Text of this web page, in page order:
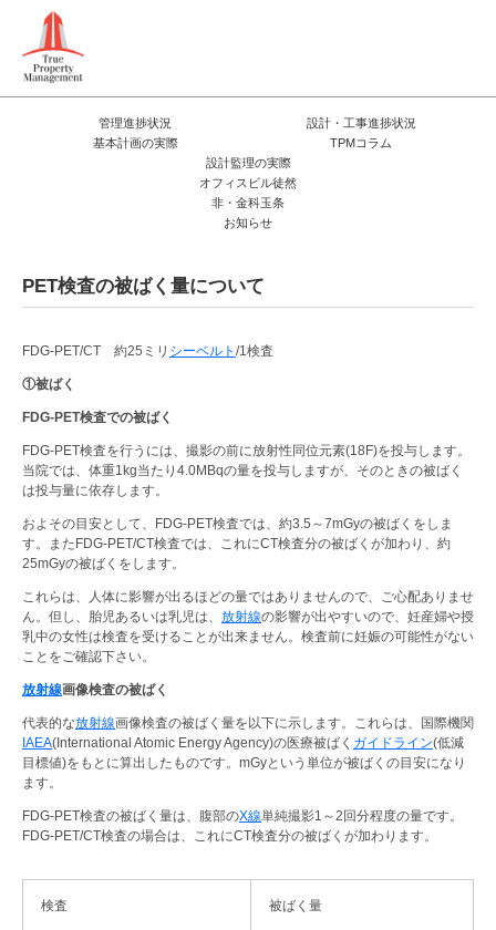
管理進捗状況
設計・工事進捗状況
基本計画の実際
TPMコラム
設計監理の実際
オフィスビル徒然
非・金科玉条
お知らせ
PET検査の被ばく量について
FDG-PET/CT 約25ミリ シーベルト /1検査
①被ばく
FDG-PET検査での被ばく
FDG-PET検査を行うには、撮影の前に放射性同位元素(18F)を投与します。
当院では、体重1kg当たり4.0MBqの量を投与しますが、そのときの被ばく
は投与量に依存します。
およその目安として、FDG-PET検査では、約3.5～7mGyの被ばくをしま
す。またFDG-PET/CT検査では、これにCT検査分の被ばくが加わり、約
25mGyの被ばくをします。
これらは、人体に影響が出るほどの量ではありませんので、ご心配ありませ
ん。但し、胎児あるいは乳児は、 放射線の影響が出やすいので、妊産婦や授
乳中の女性は検査を受けることが出来ません。検査前に妊娠の可能性がない
ことをご確認下さい。
放射線画像検査の被ばく
代表的な放射線画像検査の被ばく量を以下に示します。これらは、国際機関
IAEA(International Atomic Energy Agency)の医療被ばく ガイドライン(低減
目標値)をもとに算出したものです。mGyという単位が被ばくの目安になり
ます。
FDG-PET検査の被ばく量は、腹部のX線単純撮影1～2回分程度の量です。
FDG-PET/CT検査の場合は、これにCT検査分の被ばくが加わります。
検査 被ばく量